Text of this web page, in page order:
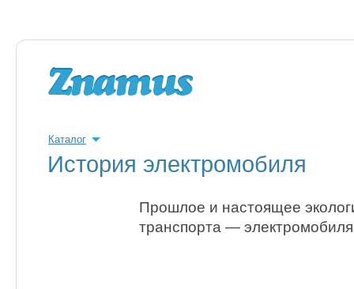
Каталог
История электромобиля
Прошлое и настоящее
транспорта — электромобиля